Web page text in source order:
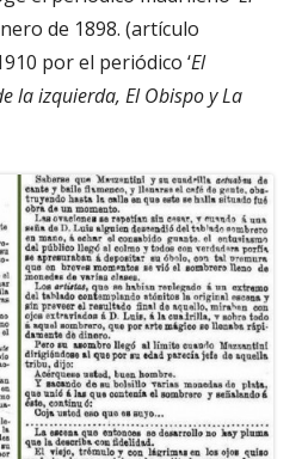
de 1898. (artículo
por el periódico ‘El
la izquierda, El Obispo y La